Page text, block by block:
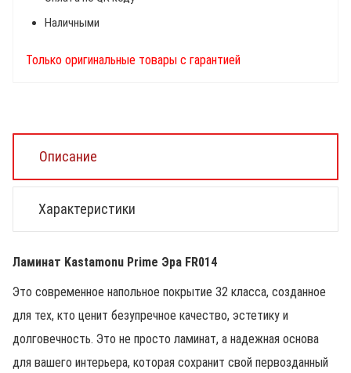
Наличными
Только оригинальные товары с гарантией
Описание
Характеристики
Ламинат Kastamonu Prime Эра FR014
Это современное напольное покрытие 32 класса, созданное
для тех, кто ценит безупречное качество, эстетику и
долговечность. Это не просто ламинат, а надежная основа
для вашего интерьера, которая сохранит свой первозданный